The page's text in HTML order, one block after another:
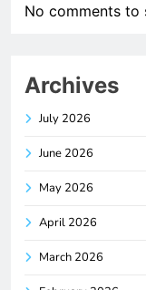
No comments to
Archives
July 2026
June 2026
May 2026
April 2026
March 2026